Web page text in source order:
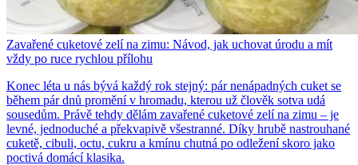
Zavařené cuketové zelí na zimu: Návod, jak uchovat úrodu a mít
vždy po ruce rychlou přílohu
Konec léta u nás bývá každý rok stejný: pár nenápadných cuket se
během pár dnů promění v hromadu, kterou už člověk sotva udá
sousedům. Právě tehdy dělám zavařené cuketové zelí na zimu – je
levné, jednoduché a překvapivě všestranné. Díky hrubě nastrouhané
cuketě, cibuli, octu, cukru a kmínu chutná po odležení skoro jako
poctivá domácí klasika.